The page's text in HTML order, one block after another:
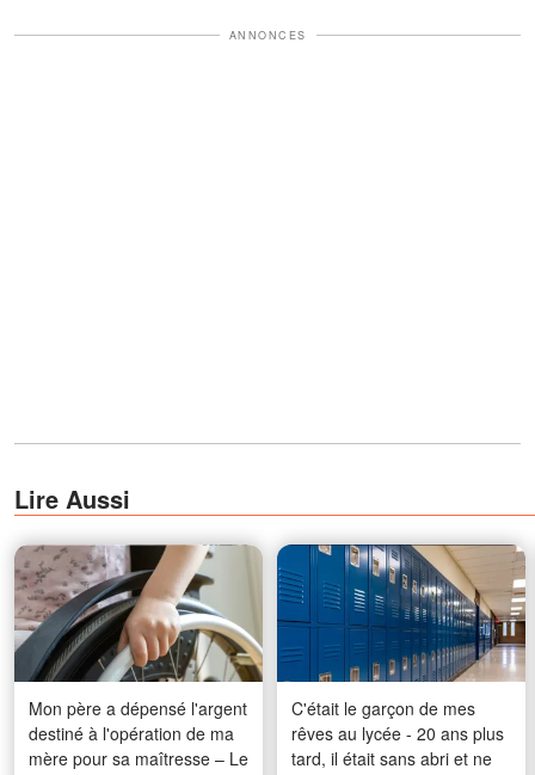
ANNONCES
Lire Aussi
Mon père a dépensé l'argent
destiné à l'opération de ma
mère pour sa maîtresse – Le
C'était le garçon de mes
rêves au lycée - 20 ans plus
tard, il était sans abri et ne